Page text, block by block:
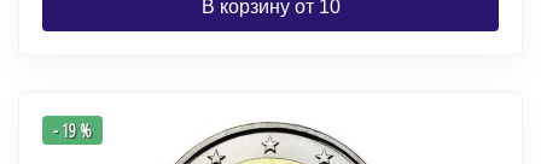
В корзину от 10
- 19 %